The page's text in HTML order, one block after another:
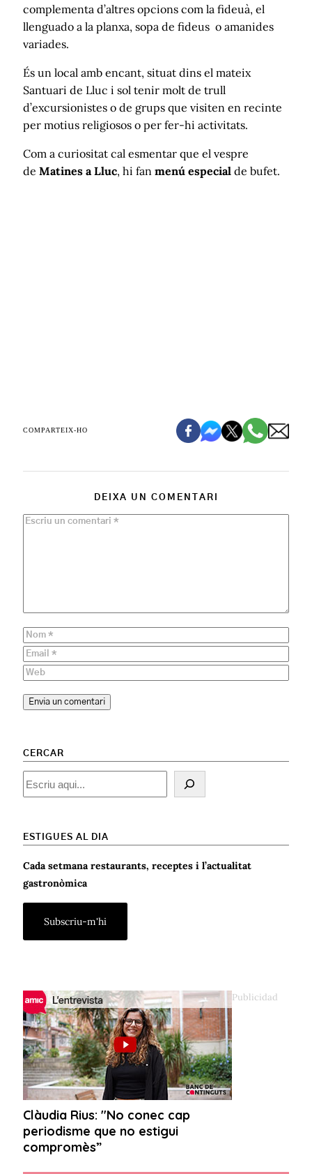
complementa d’altres opcions com la fideuà, el
llenguado a la planxa, sopa de fideus o amanides
variades.
És un local amb encant, situat dins el mateix
Santuari de Lluc i sol tenir molt de trull
d’excursionistes o de grups que visiten en recinte
per motius religiosos o per fer-hi activitats.
Com a curiositat cal esmentar que el vespre
de Matines a Lluc, hi fan menú especial de bufet.
COMPARTEIX-HO
DEIXA UN COMENTARI
CERCAR
Cercar
ESTIGUES AL DIA
Cada setmana restaurants, receptes i l’actualitat
gastronòmica